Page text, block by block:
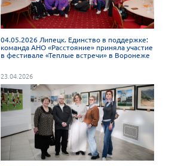
04.05.2026 Липецк. Единство в поддержке:
команда АНО «Расстояние» приняла участие
в фестивале «Теплые встречи» в Воронеже
23.04.2026